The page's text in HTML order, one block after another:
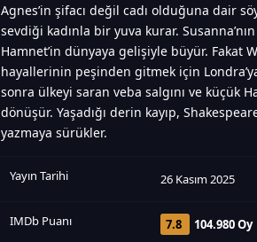
Agnes’in şifacı değil cadı olduğuna dair
sevdiği kadınla bir yuva kurar.
Hamnet’in dünyaya gelişiyle büyür. Fakat
hayallerinin peşinden gitmek için
sonra ülkeyi saran veba salgını ve küçük
dönüşür. Yaşadığı derin kayıp,
yazmaya sürükler.
Yayın Tarihi 26 Kasım 2025
IMDb Puanı 7.8 104.980 Oy